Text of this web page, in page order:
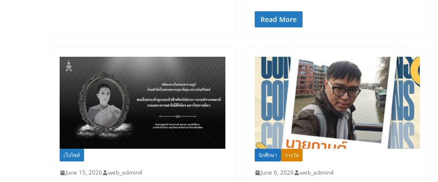
Read More
เว็บไซต์
June 15, 2026 web_admin4
นักศึกษา รางวัล
June 6, 2026 web_admin4